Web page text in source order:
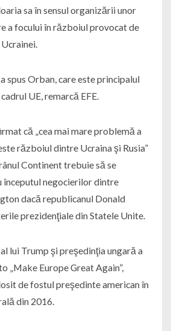
sa în sensul organizării unor
a focului în războiul provocat de
spus Orban, care este principalul
UE, remarcă EFE.
că „cea mai mare problemă a
războiul dintre Ucraina şi Rusia”
Continent trebuie să se
începutul negocierilor dintre
dacă republicanul Donald
prezidenţiale din Statele Unite.
lui Trump şi preşedinţia ungară a
„Make Europe Great Again”,
de fostul preşedinte american în
din 2016.